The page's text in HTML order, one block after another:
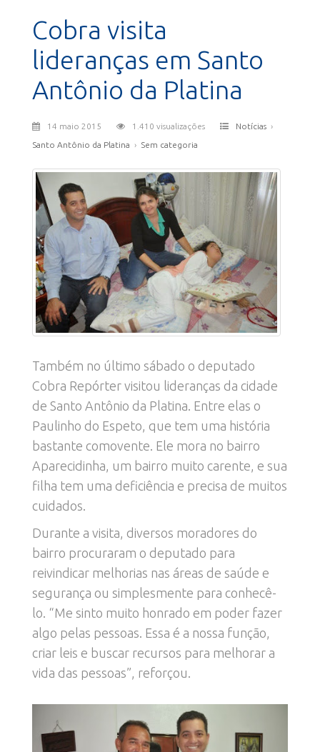
Cobra visita
lideranças em Santo
Antônio da Platina
14 maio 2015 1.410 visualizações Notícias ›
Santo Antônio da Platina › Sem categoria
Também no último sábado o deputado
Cobra Repórter visitou lideranças da cidade
de Santo Antônio da Platina. Entre elas o
Paulinho do Espeto, que tem uma história
bastante comovente. Ele mora no bairro
Aparecidinha, um bairro muito carente, e sua
filha tem uma deficiência e precisa de muitos
cuidados.
Durante a visita, diversos moradores do
bairro procuraram o deputado para
reivindicar melhorias nas áreas de saúde e
segurança ou simplesmente para conhecê-
lo. “Me sinto muito honrado em poder fazer
algo pelas pessoas. Essa é a nossa função,
criar leis e buscar recursos para melhorar a
vida das pessoas”, reforçou.